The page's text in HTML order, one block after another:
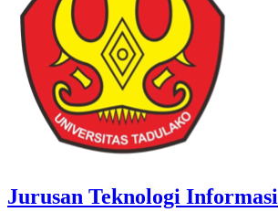
Jurusan Teknologi Informasi